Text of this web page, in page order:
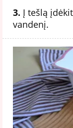
3. Į tešlą
vandenį.